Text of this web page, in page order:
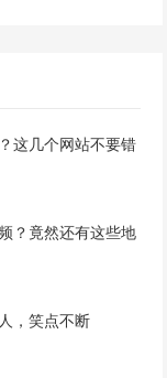
这几个网站不要错
？竟然还有这些地
，笑点不断